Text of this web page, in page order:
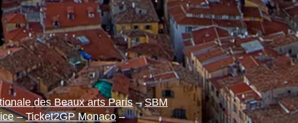
des Beaux arts Paris–SBM
–Ticket2GP Monaco–